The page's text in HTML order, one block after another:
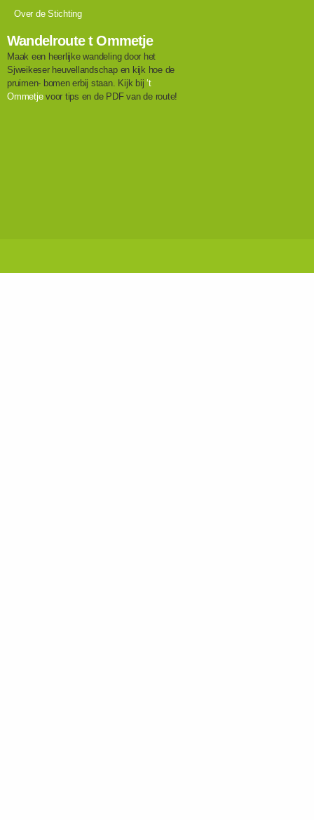
Over de Stichting
Wandelroute t Ommetje
Maak een heerlijke wandeling door het
Sjweikeser heuvellandschap en kijk hoe de
pruimen- bomen erbij staan. Kijk bij‘t
Ommetjevoor tips en de PDF van de route!